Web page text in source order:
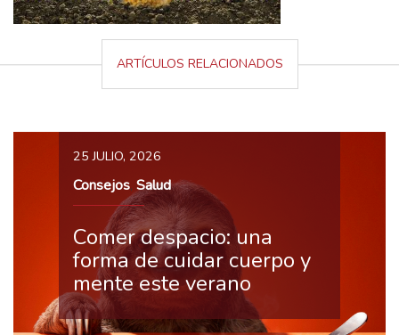
ARTÍCULOS RELACIONADOS
25 JULIO, 2026
Consejos, Salud
Comer despacio: una
forma de cuidar cuerpo y
mente este verano